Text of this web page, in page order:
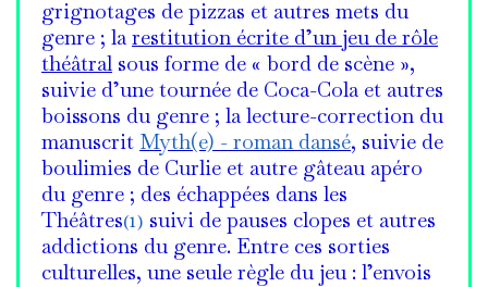
grignotages de pizzas et autres mets du
genre ; la restitution écrite d’un jeu de rôle
théâtralsous forme de « bord de scène »,
suivie d’une tournée de Coca-Cola et autres
boissons du genre ; la lecture-correction du
manuscrit Myth(e) - roman dansé, suivie de
boulimies de Curlie et autre gâteau apéro
du genre ; des échappées dans les
Théâtres(1) suivi de pauses clopes et autres
addictions du genre. Entre ces sorties
culturelles, une seule règle du jeu : l’envois